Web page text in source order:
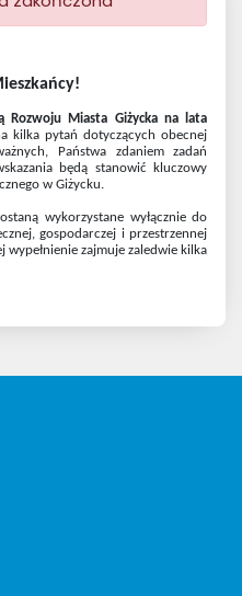
Rozwoju Miasta Giżycka na lata
kilka pytań dotyczących obecnej
Państwa zdaniem zadań
będą stanowić kluczowy
w Giżycku.
wykorzystane wyłącznie do
gospodarczej i przestrzennej
wypełnienie zajmuje zaledwie kilka